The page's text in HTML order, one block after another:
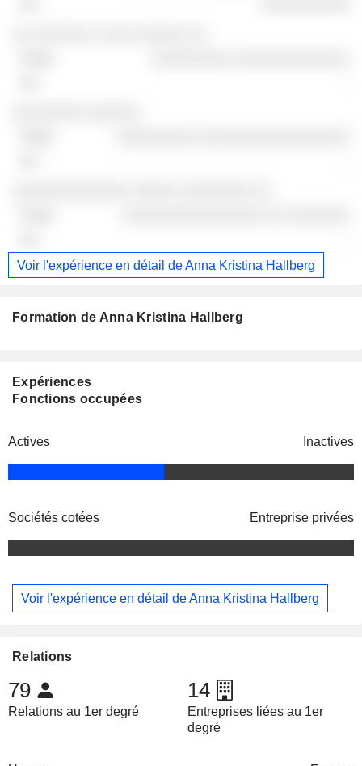
Voir l'expérience en détail de Anna Kristina Hallberg
Formation de Anna Kristina Hallberg
Expériences
Fonctions occupées
Actives Inactives
Sociétés cotées Entreprise privées
Voir l'expérience en détail de Anna Kristina Hallberg
Relations
79
Relations au 1er degré
14
Entreprises liées au 1er
degré